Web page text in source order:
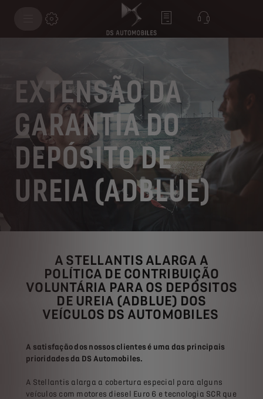
EXTENSÃO DA
GARANTIA DO
DEPÓSITO DE
UREIA (ADBLUE)
A STELLANTIS ALARGA A
POLÍTICA DE CONTRIBUIÇÃO
VOLUNTÁRIA PARA OS DEPÓSITOS
DE UREIA (ADBLUE) DOS
VEÍCULOS DS AUTOMOBILES
A satisfação dos nossos clientes é uma das principais
prioridades da DS Automobiles.
A Stellantis alarga a cobertura especial para alguns
veículos com motores diesel Euro 6 e tecnologia SCR que